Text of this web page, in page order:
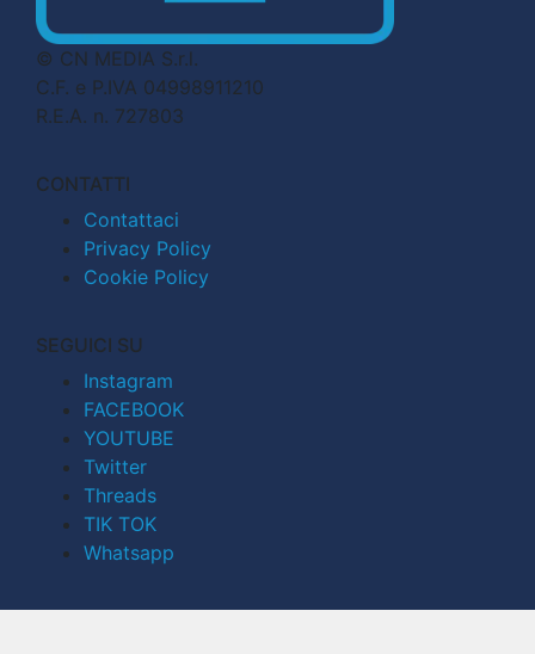
© CN MEDIA S.r.l.
C.F. e P.IVA 04998911210
R.E.A. n. 727803
CONTATTI
Contattaci
Privacy Policy
Cookie Policy
SEGUICI SU
Instagram
FACEBOOK
YOUTUBE
Twitter
Threads
TIK TOK
Whatsapp